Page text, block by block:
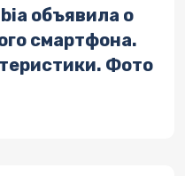
объявила о
смартфона.
Фото